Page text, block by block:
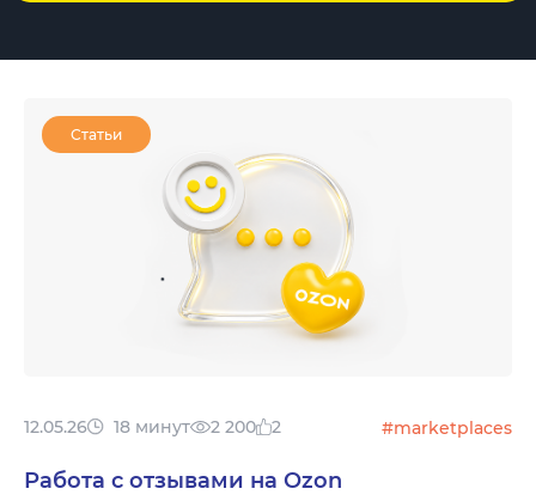
Статьи
12.05.26 18 минут 2 200 2 #marketplaces
Работа с отзывами на Ozon